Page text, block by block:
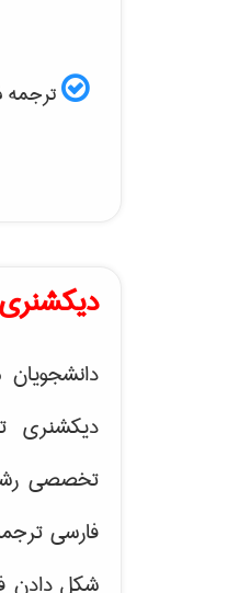
ترجمه
دیکشنری
تخصصی
فارسی
شکل دادن